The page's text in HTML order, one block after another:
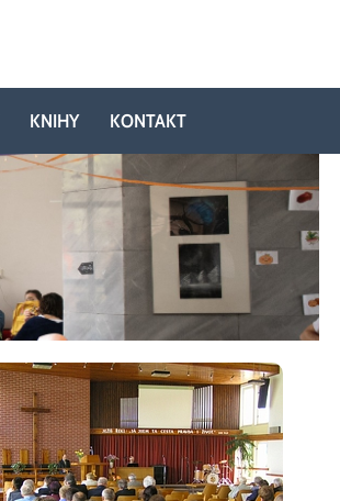
KNIHY KONTAKT